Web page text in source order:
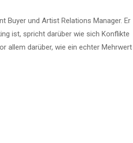
Buyer und Artist Relations Manager. Er
ist, spricht darüber wie sich Konflikte
allem darüber, wie ein echter Mehrwert